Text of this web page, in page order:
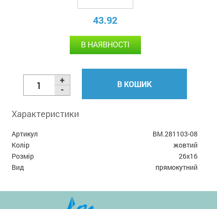
43.92
В НАЯВНОСТІ
В КОШИК
Характеристики
Артикул
BM.281103-08
Колір
жовтий
Розмір
26х16
Вид
прямокутний